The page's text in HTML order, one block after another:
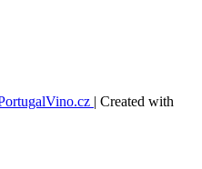
| Created with